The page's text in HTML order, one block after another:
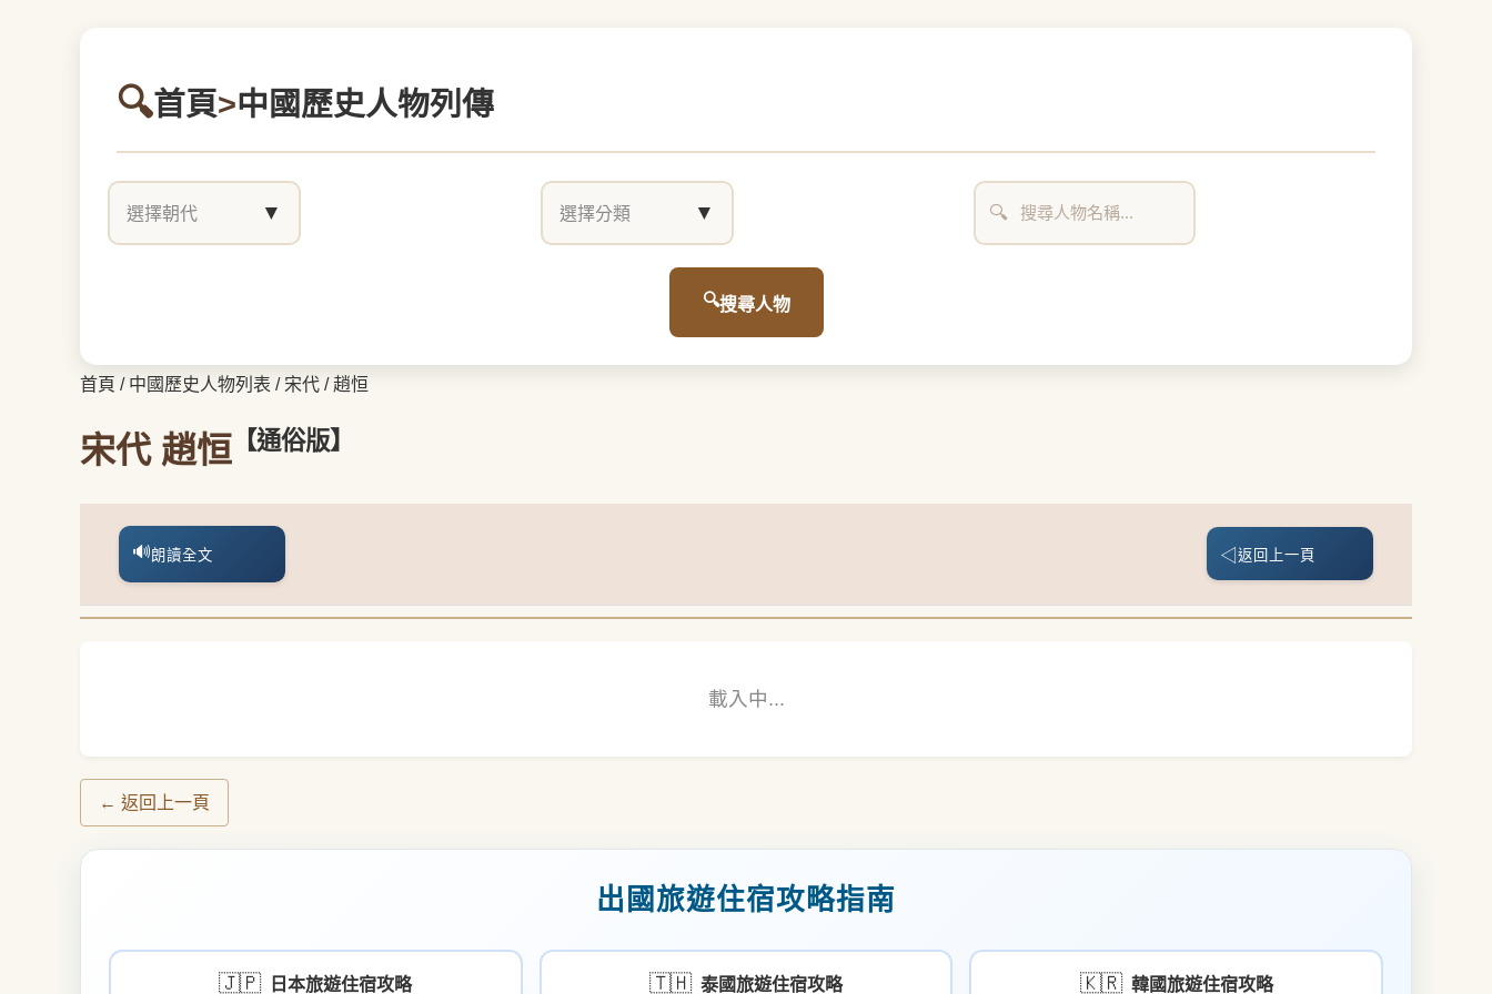
首頁>中國歷史人物列傳
選擇朝代 ▼ 選擇分類 ▼
搜尋人物
首頁 / 中國歷史人物列表 / 宋代 / 趙恒
宋代 趙恒 【通俗版】
🔊朗讀全文 ◁ 返回上一頁
載入中...
← 返回上一頁
出國旅遊住宿攻略指南
🇯🇵 日本旅遊住宿攻略 🇹🇭 泰國旅遊住宿攻略 🇰🇷 韓國旅遊住宿攻略